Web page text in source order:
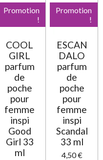
Promotion
!
COOL
GIRL
parfum
de
poche
pour
femme
inspi
Good
Girl 33
ml
Promotion
!
ESCAN
DALO
parfum
de
poche
pour
femme
inspi
Scandal
33 ml
4,50 €